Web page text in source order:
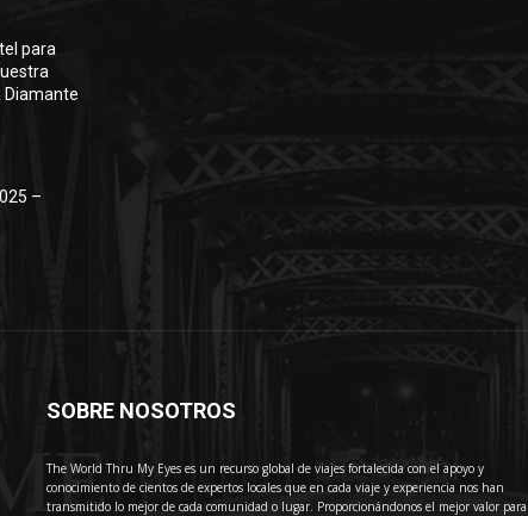
para
Diamante
–
SOBRE NOSOTROS
The World Thru My Eyes es un recurso global de viajes fortalecida con el apoyo y
conocimiento de cientos de expertos locales que en cada viaje y experiencia nos han
transmitido lo mejor de cada comunidad o lugar. Proporcionándonos el mejor valor para